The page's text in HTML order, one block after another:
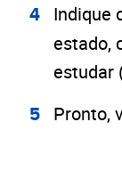
Indique
estado,
estudar
Pronto,